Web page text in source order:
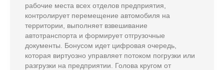
рабочие места всех отделов предприятия,
контролирует перемещение автомобиля на
территории, выполняет взвешивание
автотранспорта и формирует отгрузочные
документы. Бонусом идет цифровая очередь,
которая виртуозно управляет потоком погрузки или
разгрузки на предприятии. Голова кругом от